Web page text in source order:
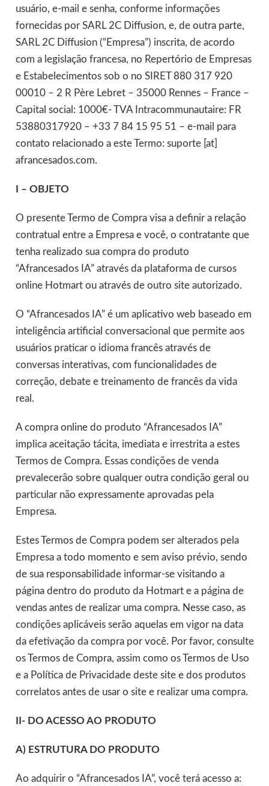
usuário, e-mail e senha, conforme informações
fornecidas por SARL 2C Diffusion, e, de outra parte,
SARL 2C Diffusion (“Empresa”) inscrita, de acordo
com a legislação francesa, no Repertório de Empresas
e Estabelecimentos sob o no SIRET 880 317 920
00010 – 2 R Père Lebret – 35000 Rennes – France –
Capital social: 1000€- TVA Intracommunautaire: FR
53880317920 – +33 7 84 15 95 51 – e-mail para
contato relacionado a este Termo: suporte [at]
afrancesados.com.
I – OBJETO
O presente Termo de Compra visa a definir a relação
contratual entre a Empresa e você, o contratante que
tenha realizado sua compra do produto
“Afrancesados IA” através da plataforma de cursos
online Hotmart ou através de outro site autorizado.
O “Afrancesados IA” é um aplicativo web baseado em
inteligência artificial conversacional que permite aos
usuários praticar o idioma francês através de
conversas interativas, com funcionalidades de
correção, debate e treinamento de francês da vida
real.
A compra online do produto “Afrancesados IA”
implica aceitação tácita, imediata e irrestrita a estes
Termos de Compra. Essas condições de venda
prevalecerão sobre qualquer outra condição geral ou
particular não expressamente aprovadas pela
Empresa.
Estes Termos de Compra podem ser alterados pela
Empresa a todo momento e sem aviso prévio, sendo
de sua responsabilidade informar-se visitando a
página dentro do produto da Hotmart e a página de
vendas antes de realizar uma compra. Nesse caso, as
condições aplicáveis serão aquelas em vigor na data
da efetivação da compra por você. Por favor, consulte
os Termos de Compra, assim como os Termos de Uso
e a Política de Privacidade deste site e dos produtos
correlatos antes de usar o site e realizar uma compra.
II- DO ACESSO AO PRODUTO
A) ESTRUTURA DO PRODUTO
Ao adquirir o “Afrancesados IA”, você terá acesso a: